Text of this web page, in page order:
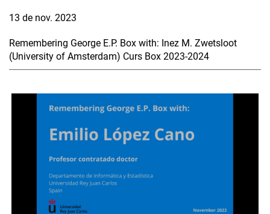
13 de nov. 2023
Remembering George E.P. Box with: Inez M. Zwetsloot
(University of Amsterdam) Curs Box 2023-2024